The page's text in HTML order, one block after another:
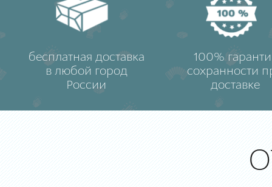
бесплатная доставка
в любой город
России
100%
сохранности
доставке